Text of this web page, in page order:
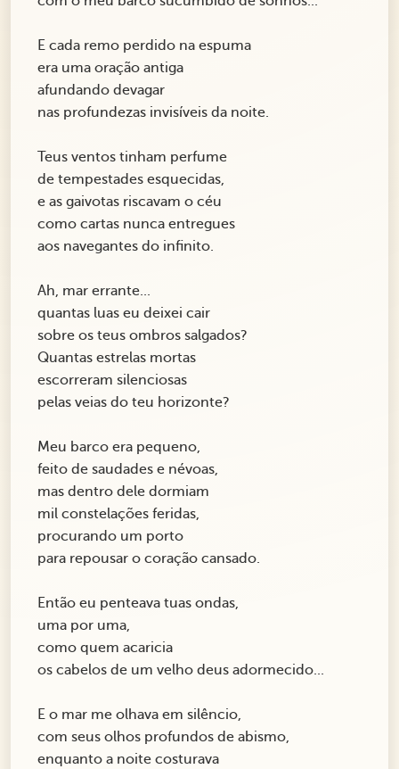
E cada remo perdido na espuma
era uma oração antiga
afundando devagar
nas profundezas invisíveis da noite.
Teus ventos tinham perfume
de tempestades esquecidas,
e as gaivotas riscavam o céu
como cartas nunca entregues
aos navegantes do infinito.
Ah, mar errante...
quantas luas eu deixei cair
sobre os teus ombros salgados?
Quantas estrelas mortas
escorreram silenciosas
pelas veias do teu horizonte?
Meu barco era pequeno,
feito de saudades e névoas,
mas dentro dele dormiam
mil constelações feridas,
procurando um porto
para repousar o coração cansado.
Então eu penteava tuas ondas,
uma por uma,
como quem acaricia
os cabelos de um velho deus adormecido...
E o mar me olhava em silêncio,
com seus olhos profundos de abismo,
enquanto a noite costurava